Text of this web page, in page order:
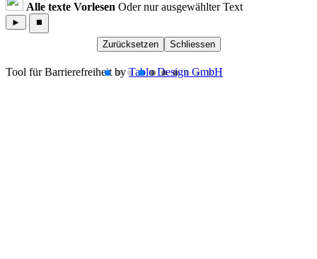
Alle texte Vorlesen Oder nur ausgewählter Text
► ⏹
Zurücksetzen Schliessen
Tool für Barrierefreiheit byTablo Design GmbH